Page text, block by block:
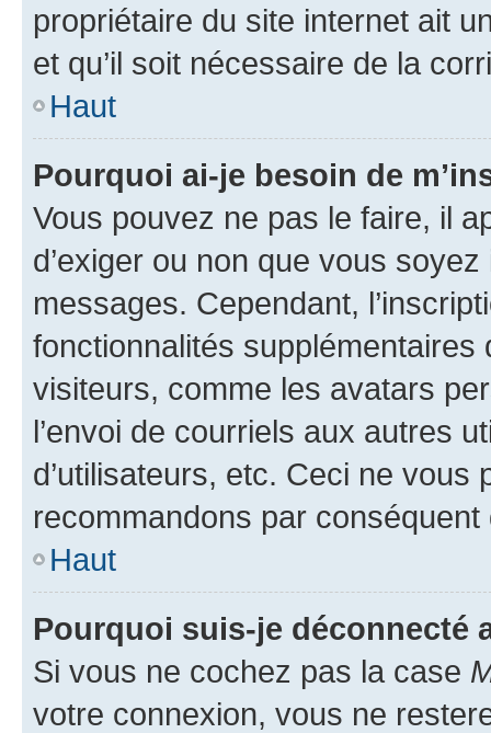
propriétaire du site internet ait
et qu’il soit nécessaire de la
Haut
Pourquoi ai-je besoin de
Vous pouvez ne pas le faire, il
d’exiger ou non que vous
messages. Cependant,
fonctionnalités
visiteurs, comme les avatars
l’envoi de courriels aux autres
d’utilisateurs, etc. Ceci ne vous
recommandons par conséquent
Haut
Pourquoi suis-je déconnecté
Si vous ne cochez pas la case
votre connexion, vous ne